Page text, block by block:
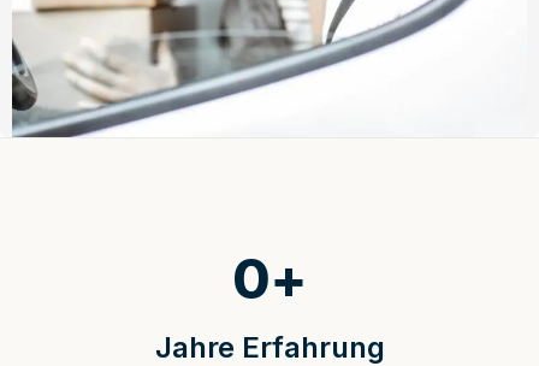
Jahre Erfahrung
0+